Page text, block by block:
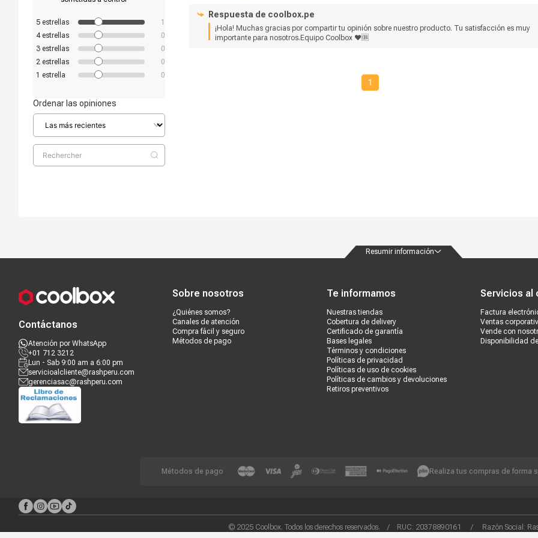
5 estrellas
1
4estrellas
0
3 estrellas
0
2 estrellas
0
1 estrella 0
Ordenar las opiniones
Respuesta de coolbox.pe
¡Hola! Muchas gracias por compartir tu opinión sobre nuestro producto. Tu satisfacción es muy
importante para nosotros.Equipo Coolbox ❤🆒
1
Resumir información
Contáctanos
Atención por WhatsApp
+01 712 3212
Lun - Sab 9:00 am a 6:00 pm
servicioalcliente@rashperu.com
gerenciasac@rashperu.com
Sobre nosotros
¿Quiénes somos?
Canales de atención
Compra fácil y seguro
Métodos de pago
Te informamos
Nuestras tiendas
Cobertura de delivery
Certificado de garantía
Bases legales
Términos y condiciones
Políticas de privacidad
Políticas de uso de cookies
Políticas de cambios y devoluciones
Retiros preventivos
Servicios al
Factura
Ventas
Vende con
Disponibilidad
Métodos de pago Realiza tus compras de forma
© 2025 Coolbox. Todos los derechos reservados. / RUC: 20378890161 / Razón Social: